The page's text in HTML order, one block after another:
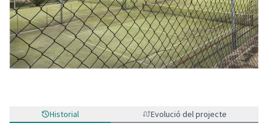
Historial Evolució del projecte